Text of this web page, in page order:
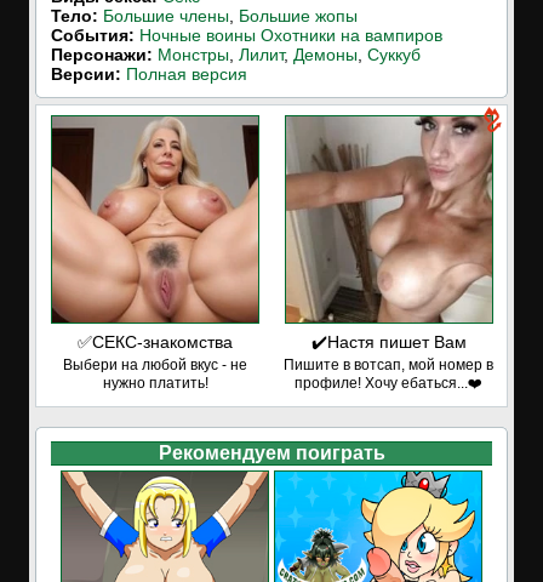
Тело: Большие члены Большие жопы
События: Ночные воины Охотники на вампиров
Персонажи: Монстры Лилит, Демоны Суккуб
Версии: Полная версия
✅СЕКС-знакомства
Выбери на любой вкус - не
нужно платить!
✔️Настя пишет Вам
Пишите в вотсап, мой номер в
профиле! Хочу ебаться...❤️
Рекомендуем поиграть